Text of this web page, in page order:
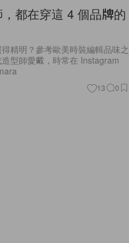
都在穿這 4 個品牌的
精明？參考歐美時裝編輯品味之
型師愛戴，時常在 Instagram
13 0